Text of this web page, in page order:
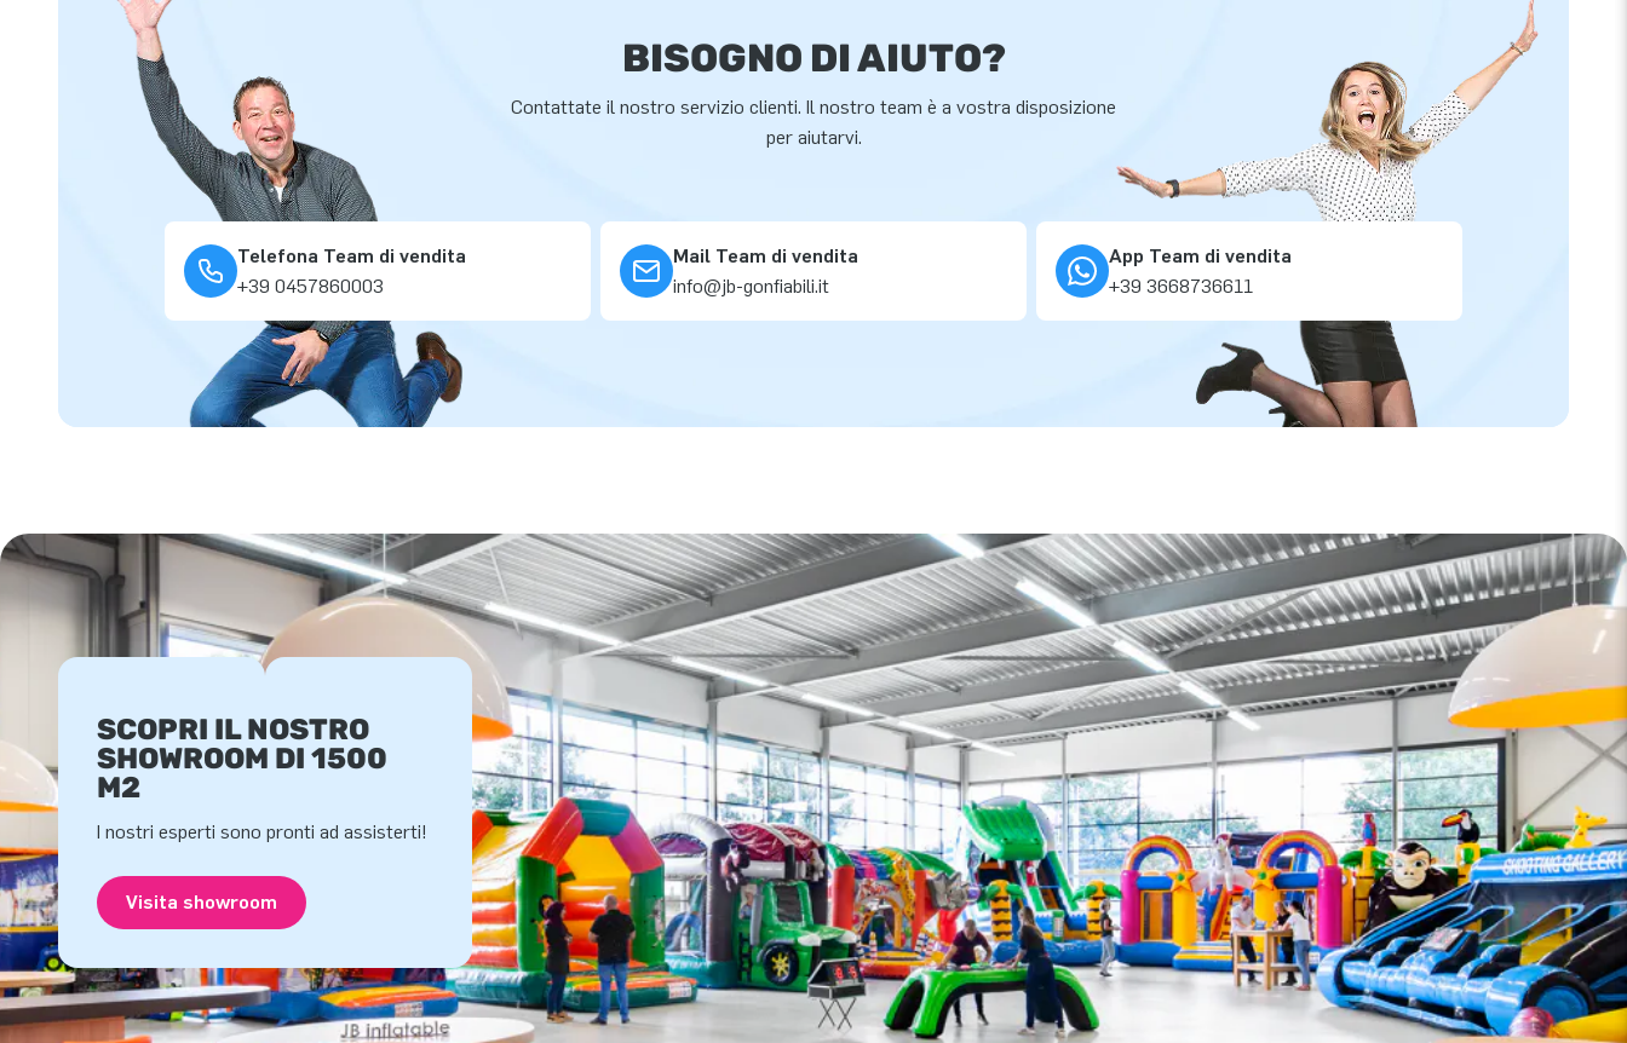
BISOGNO DI AIUTO?
Contattate il nostro servizio clienti. Il nostro team è a vostra disposizione
per aiutarvi.
Telefona Team di vendita
+39 0457860003
Mail Team di vendita
info@jb-gonfiabili.it
App Team di vendita
+39 3668736611
SCOPRI IL NOSTRO
SHOWROOM DI 1500
M2
I nostri esperti sono pronti ad assisterti!
Visita showroom